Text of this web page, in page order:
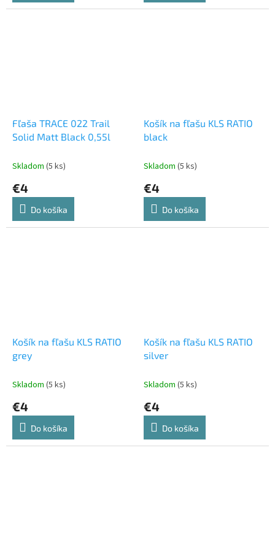
Fľaša TRACE 022 Trail
Solid Matt Black 0,55l
Skladom (5 ks)
€4
Do košíka
Košík na fľašu KLS RATIO
black
Skladom (5 ks)
€4
Do košíka
Košík na fľašu KLS RATIO
grey
Skladom (5 ks)
€4
Do košíka
Košík na fľašu KLS RATIO
silver
Skladom (5 ks)
€4
Do košíka